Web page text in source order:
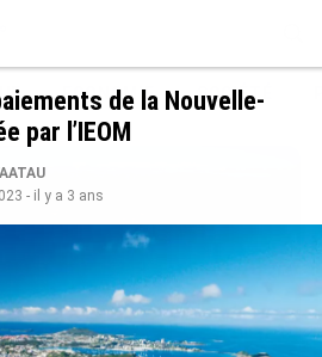
ECONOMIE SOCIÉTÉ
de la Nouvelle-
par l’IEOM
- il y a 3 ans